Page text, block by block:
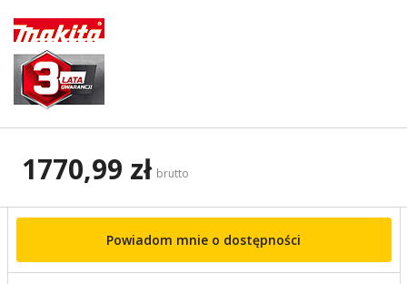
1770,99 zł brutto
Powiadom mnie o dostępności